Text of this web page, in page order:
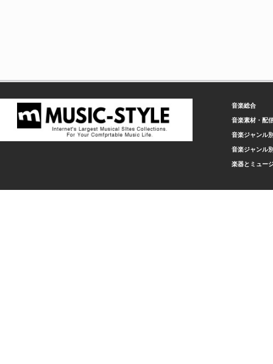
音楽総合
音楽素材・配
音楽ジャンル
音楽ジャンル
楽器とミュー